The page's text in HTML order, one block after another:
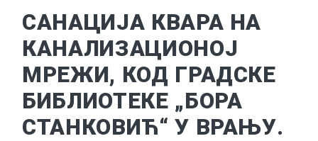
САНАЦИЈА КВАРА НА
КАНАЛИЗАЦИОНОЈ
МРЕЖИ, КОД ГРАДСКЕ
БИБЛИОТЕКЕ „БОРА
СТАНКОВИЋ“ У ВРАЊУ.